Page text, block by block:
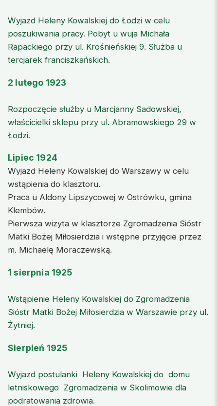
Wyjazd Heleny Kowalskiej do Łodzi w celu
poszukiwania pracy. Pobyt u wuja Michała
Rapackiego przy ul. Krośnieńskiej 9. Służba u
tercjarek franciszkańskich.
2 lutego 1923
Rozpoczęcie służby u Marcjanny Sadowskiej,
właścicielki sklepu przy ul. Abramowskiego 29 w
Łodzi.
Lipiec 1924
Wyjazd Heleny Kowalskiej do Warszawy w celu
wstąpienia do klasztoru.
Praca u Aldony Lipszycowej w Ostrówku, gmina
Klembów.
Pierwsza wizyta w klasztorze Zgromadzenia Sióstr
Matki Bożej Miłosierdzia i wstępne przyjęcie przez
m. Michaelę Moraczewską.
1 sierpnia 1925
Wstąpienie Heleny Kowalskiej do Zgromadzenia
Sióstr Matki Bożej Miłosierdzia w Warszawie przy ul.
Żytniej.
Sierpień 1925
Wyjazd postulanki Heleny Kowalskiej do domu
letniskowego Zgromadzenia w Skolimowie dla
podratowania zdrowia.